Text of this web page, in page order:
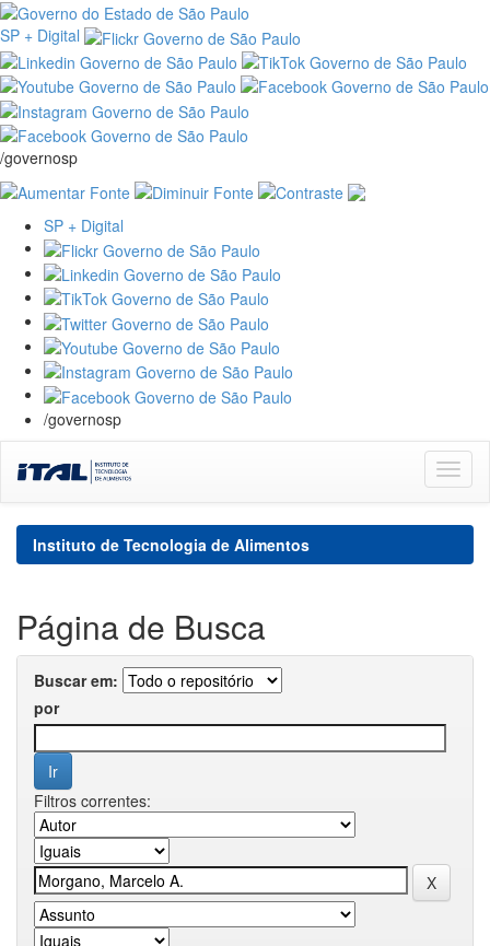
SP + Digital
/governosp
SP + Digital
/governosp
navigation
Instituto de Tecnologia de Alimentos
Página de Busca
Buscar em:
por
Filtros correntes: